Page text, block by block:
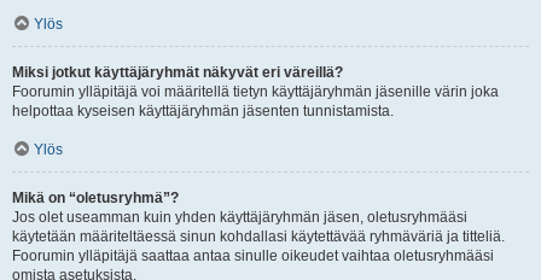
Ylös
Miksi jotkut käyttäjäryhmät näkyvät eri väreillä?
Foorumin ylläpitäjä voi määritellä tietyn käyttäjäryhmän jäsenille värin joka
helpottaa kyseisen käyttäjäryhmän jäsenten tunnistamista.
Ylös
Mikä on “oletusryhmä”?
Jos olet useamman kuin yhden käyttäjäryhmän jäsen, oletusryhmääsi
käytetään määriteltäessä sinun kohdallasi käytettävää ryhmäväriä ja titteliä.
Foorumin ylläpitäjä saattaa antaa sinulle oikeudet vaihtaa oletusryhmääsi
omista asetuksista.